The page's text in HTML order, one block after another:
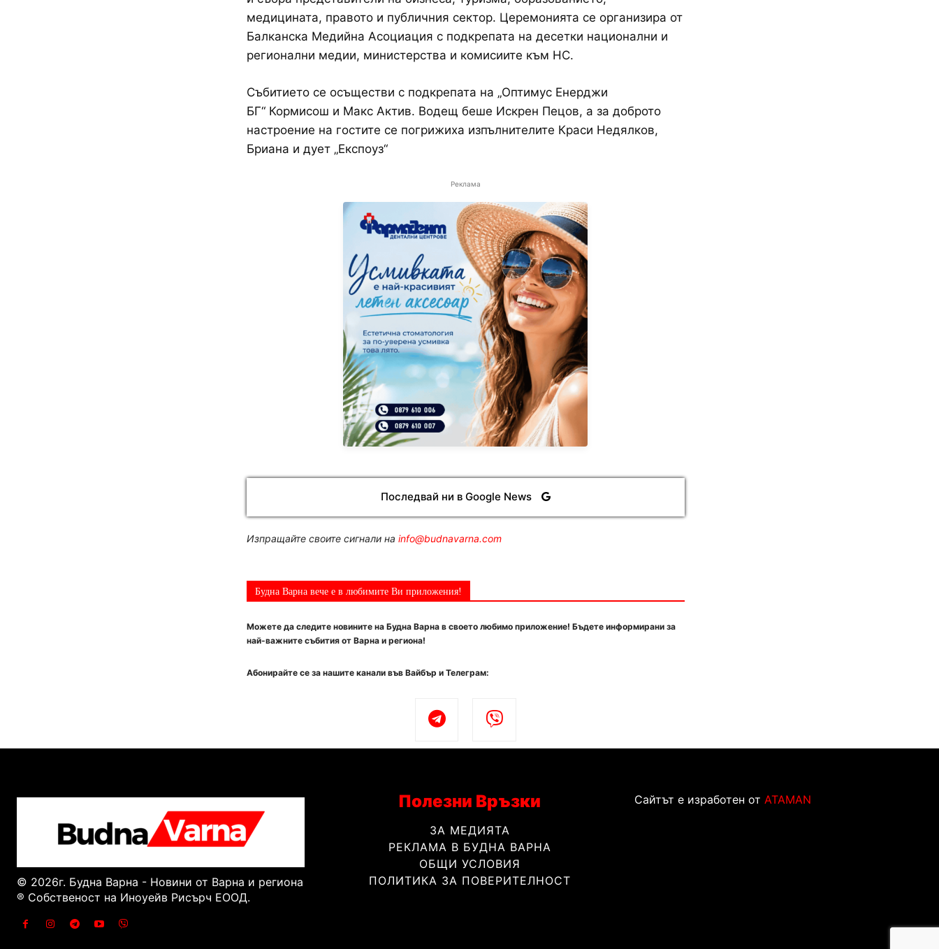
медицината, правото и публичния сектор. Церемонията се организира от
Балканска Медийна Асоциация с подкрепата на десетки национални и
регионални медии, министерства и комисиите към НС.
Събитието се осъществи с подкрепата на „Оптимус Енерджи
БГ“ Кормисош и Макс Актив. Водещ беше Искрен Пецов, а за доброто
настроение на гостите се погрижиха изпълнителите Краси Недялков,
Бриaна и дует „Експоуз“
Реклама
Последвай ни в Google News
Изпращайте своите сигнали на info@budnavarna.com
Будна Варна вече е в любимите Ви приложения!
Можете да следите новините на Будна Варна в своето любимо приложение! Бъдете информирани за
най-важните събития от Варна и региона!
Абонирайте се за нашите канали във Вайбър и Телеграм:
© 2026г. Будна Варна - Новини от Варна и региона
® Собственост на Иноуейв Рисърч ЕООД.
Полезни Връзки
ЗА МЕДИЯТА
РЕКЛАМА В БУДНА ВАРНА
ОБЩИ УСЛОВИЯ
ПОЛИТИКА ЗА ПОВЕРИТЕЛНОСТ
Сайтът е изработен от ATAMAN